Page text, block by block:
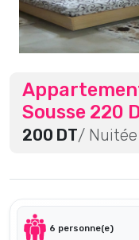
Sousse 220
200 DT/ Nuitée
6 personne(e)